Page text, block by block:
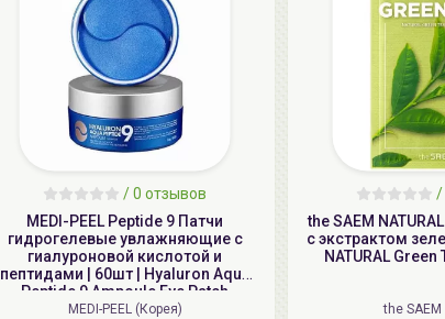
/0 отзывов
MEDI-PEEL Peptide 9 Патчи
гидрогелевые увлажняющие с
гиалуроновой кислотой и
пептидами | 60шт | Hyaluron Aqua
Peptide 9 Ampoule Eye Patch
MEDI-PEEL (Корея)
/
the SAEM
с экстрактом
NATURAL
the